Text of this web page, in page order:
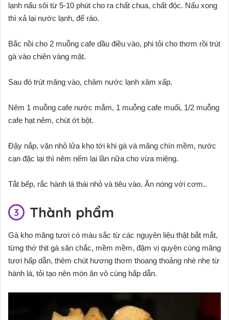
lạnh nấu sôi từ 5-10 phút cho ra chất chua, chất độc. Nấu xong
thì xả lại nước lạnh, để ráo.
Bắc nồi cho 2 muỗng cafe dầu điều vào, phi tỏi cho thơm rồi trút
gà vào chiên vàng mặt.
Sau đó trút măng vào, châm nước lạnh xâm xấp.
Nêm 1 muỗng cafe nước mắm, 1 muỗng cafe muối, 1/2 muỗng
cafe hạt nêm, chút ớt bột.
Đậy nắp, vặn nhỏ lửa kho tới khi gà và măng chín mềm, nước
cạn đặc lại thì nêm nếm lại lần nữa cho vừa miệng.
Tắt bếp, rắc hành lá thái nhỏ và tiêu vào. Ăn nóng với cơm..
Thành phẩm
Gà kho măng tươi có màu sắc từ các nguyên liệu thật bắt mắt,
từng thớ thịt gà săn chắc, mềm mềm, đậm vị quyện cùng măng
tươi hấp dẫn, thêm chút hương thơm thoang thoảng nhè nhẹ từ
hành lá, tỏi tạo nên món ăn vô cùng hấp dẫn.